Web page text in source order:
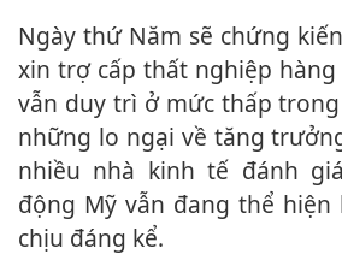
Ngày thứ Năm sẽ chứng kiến báo cáo số đơn
xin trợ cấp thất nghiệp hàng
vẫn duy trì ở mức thấp
những lo ngại về tăng
nhiều nhà kinh tế đánh
động Mỹ vẫn đang thể hiện
chịu đáng kể.